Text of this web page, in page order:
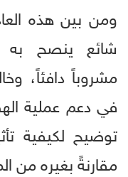
ومن بين هذه
شائع ينصح به
مشروباً دافئاً،
في دعم عملية
توضيح لكيفية
مقارنةً بغيره من